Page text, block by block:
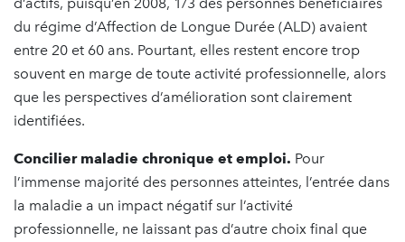
du régime d’Affection de Longue Durée (ALD) avaient
entre 20 et 60 ans. Pourtant, elles restent encore trop
souvent en marge de toute activité professionnelle, alors
que les perspectives d’amélioration sont clairement
identifiées.
Concilier maladie chronique et emploi. Pour
l’immense majorité des personnes atteintes, l’entrée dans
la maladie a un impact négatif sur l’activité
professionnelle, ne laissant pas d’autre choix final que